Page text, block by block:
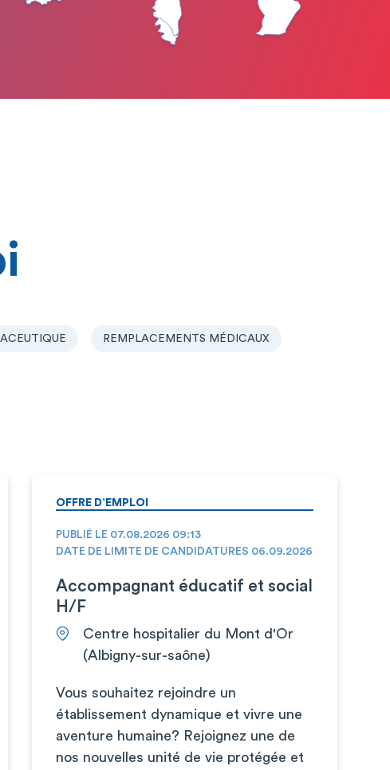
REMPLACEMENTS MÉDICAUX
OFFRE D’EMPLOI
PUBLIÉ LE 07.08.2026 09:13
DATE DE LIMITE DE CANDIDATURES 06.09.2026
Accompagnant éducatif et social
H/F
Centre hospitalier du Mont d'Or
(Albigny-sur-saône)
Vous souhaitez rejoindre un
établissement dynamique et vivre une
aventure humaine? Rejoignez une de
nos nouvelles unité de vie protégée et